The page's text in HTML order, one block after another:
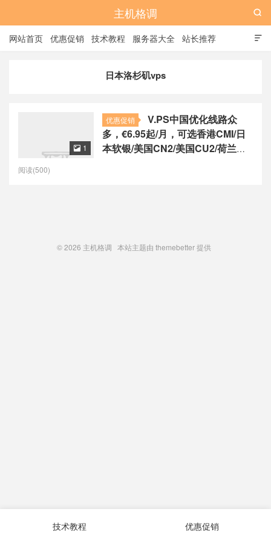
主机格调

网站首页 优惠促销 技术教程 服务器大全 站长推荐

日本洛杉矶vps
优惠促销
V.PS中国优化线路众
多，€6.95起/月，可选香港CMI/日
本软银/美国CN2/美国CU2/荷兰
 1
阅读(500)
© 2026 主机格调 本站主题由 themebetter提供
技术教程 优惠促销